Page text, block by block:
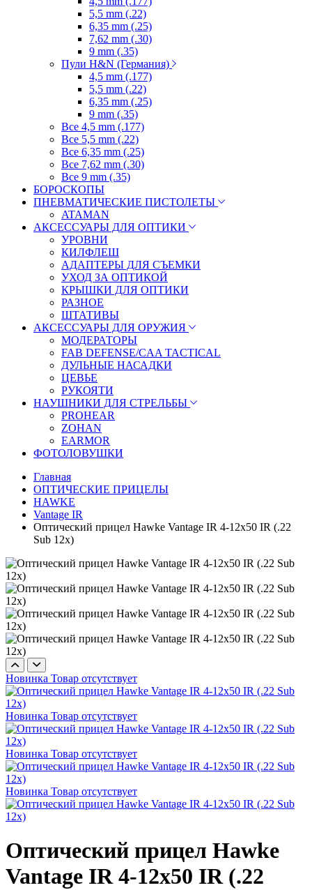
5,5 mm (.22)
6,35 mm (.25)
7,62 mm (.30)
9 mm (.35)
Пули H&N (Германия)
4,5 mm (.177)
5,5 mm (.22)
6,35 mm (.25)
9 mm (.35)
Все 4,5 mm (.177)
Все 5,5 mm (.22)
Все 6,35 mm (.25)
Все 7,62 mm (.30)
Все 9 mm (.35)
БОРОСКОПЫ
ПНЕВМАТИЧЕСКИЕ ПИСТОЛЕТЫ
ATAMAN
АКСЕССУАРЫ ДЛЯ ОПТИКИ
УРОВНИ
КИЛФЛЕШ
АДАПТЕРЫ ДЛЯ СЪЕМКИ
УХОД ЗА ОПТИКОЙ
КРЫШКИ ДЛЯ ОПТИКИ
РАЗНОЕ
ШТАТИВЫ
АКСЕССУАРЫ ДЛЯ ОРУЖИЯ
МОДЕРАТОРЫ
FAB DEFENSE/CAA TACTICAL
ДУЛЬНЫЕ НАСАДКИ
ЦЕВЬЕ
РУКОЯТИ
НАУШНИКИ ДЛЯ СТРЕЛЬБЫ
PROHEAR
ZOHAN
EARMOR
ФОТОЛОВУШКИ
Главная
ОПТИЧЕСКИЕ ПРИЦЕЛЫ
HAWKE
Vantage IR
Оптический прицел Hawke Vantage IR 4-12x50 IR (.22
Sub 12x)
Новинка Товар отсутствует
Новинка Товар отсутствует
Новинка Товар отсутствует
Новинка Товар отсутствует
Оптический прицел Hawke
Vantage IR 4-12x50 IR (.22